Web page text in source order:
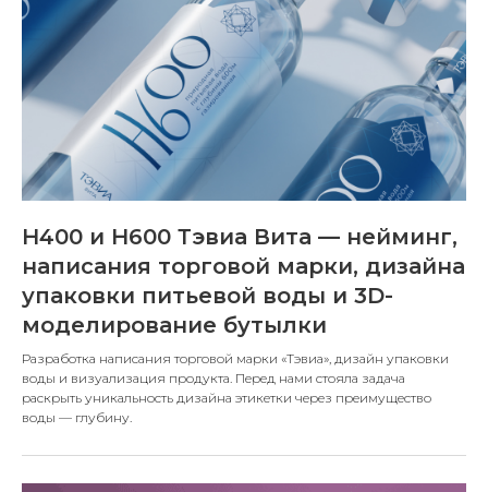
H400 и H600 Тэвиа Вита — нейминг,
написания торговой марки, дизайна
упаковки питьевой воды и 3D-
моделирование бутылки
Разработка написания торговой марки «Тэвиа», дизайн упаковки
воды и визуализация продукта. Перед нами стояла задача
раскрыть уникальность дизайна этикетки через преимущество
воды — глубину.